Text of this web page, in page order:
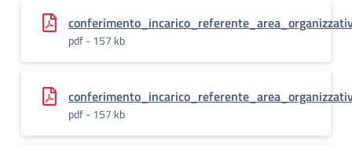
pdf - 157 kb
pdf - 157 kb